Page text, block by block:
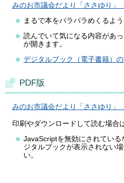
みのお市議会だより「ささゆり」
まるで本をパラパラめくるよう
読んでいて気になる内容があ
が開きます。
デジタルブック（電子書籍）
PDF版
みのお市議会だより「ささゆり」
印刷やダウンロードして読む場合
JavaScriptを無効にされてい
ジタルブックが表示されない
い。